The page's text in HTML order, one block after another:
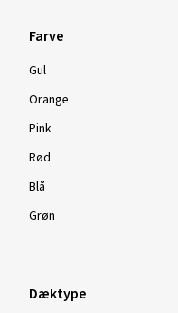
Farve
Gul
Orange
Pink
Rød
Blå
Grøn
Dæktype